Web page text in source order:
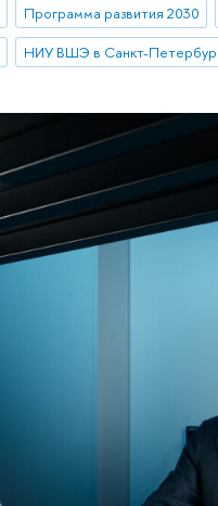
Программа развития 2030
НИУ ВШЭ в Санкт-